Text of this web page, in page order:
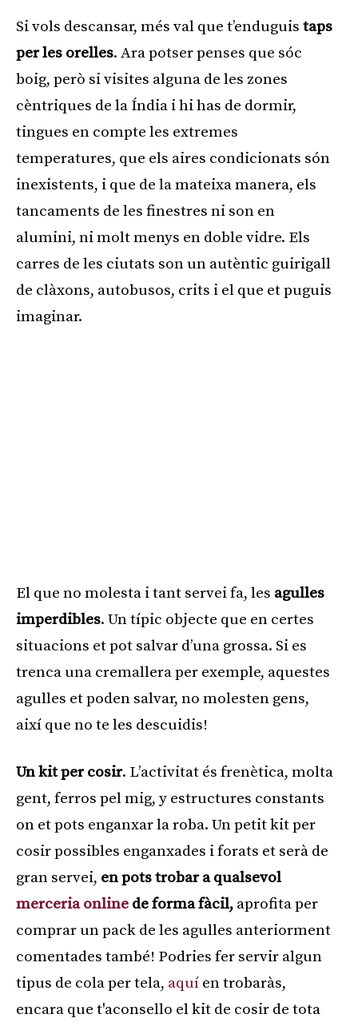
Si vols descansar, més val que t’enduguis taps
per les orelles. Ara potser penses que sóc
boig, però si visites alguna de les zones
cèntriques de la Índia i hi has de dormir,
tingues en compte les extremes
temperatures, que els aires condicionats són
inexistents, i que de la mateixa manera, els
tancaments de les finestres ni son en
alumini, ni molt menys en doble vidre. Els
carres de les ciutats son un autèntic guirigall
de clàxons, autobusos, crits i el que et puguis
imaginar.
El que no molesta i tant servei fa, les agulles
imperdibles. Un típic objecte que en certes
situacions et pot salvar d’una grossa. Si es
trenca una cremallera per exemple, aquestes
agulles et poden salvar, no molesten gens,
així que no te les descuidis!
Un kit per cosir. L’activitat és frenètica, molta
gent, ferros pel mig, y estructures constants
on et pots enganxar la roba. Un petit kit per
cosir possibles enganxades i forats et serà de
gran servei, en pots trobar a qualsevol
merceria online de forma fàcil, aprofita per
comprar un pack de les agulles anteriorment
comentades també! Podries fer servir algun
tipus de cola per tela, aquí en trobaràs,
encara que t'aconsello el kit de cosir de tota